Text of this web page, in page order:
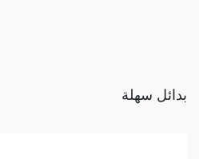
بدائل سهلة